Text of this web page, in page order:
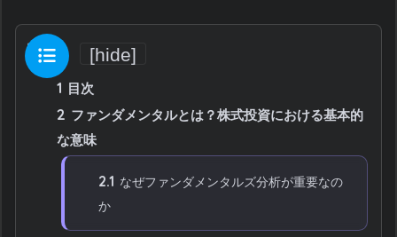
目次 [hide]
1 目次
2 ファンダメンタルとは？株式投資における基本的
な意味
2.1 なぜファンダメンタルズ分析が重要なの
か